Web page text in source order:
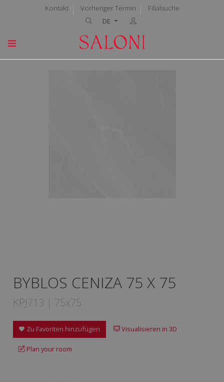
Kontakt Vorheriger Termin
Filialsuche
DE
BYBLOS CENIZA 75 X 75
KPJ713 | 75x75
Zu Favoriten hinzufügen Visualisieren in 3D
Plan your room